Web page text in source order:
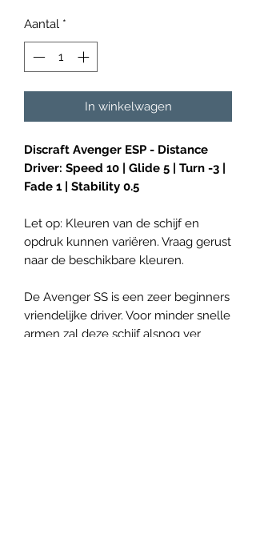
Aantal *
In winkelwagen
Discraft Avenger ESP - Distance
Driver: Speed 10 | Glide 5 | Turn -3 |
Fade 1 | Stability 0.5
Let op: Kleuren van de schijf en
opdruk kunnen variëren. Vraag gerust
naar de beschikbare kleuren.
De Avenger SS is een zeer beginners
vriendelijke driver. Voor minder snelle
armen zal deze schijf alsnog ver